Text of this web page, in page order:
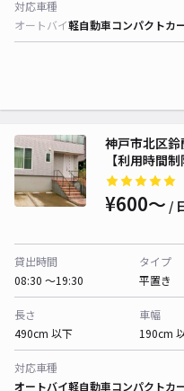
対応車種
オートバイ軽自動車コンパクトカ
神戸市北区
【利用時間制
¥600〜 /
貸出時間
08:30 〜19:30
タイプ
平置き
長さ
490cm 以下
車幅
190cm
対応車種
オートバイ軽自動車コンパクトカ